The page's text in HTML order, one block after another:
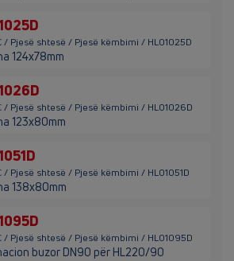
/ Pjesë shtesë / Pjesë këmbimi / HL01025D
124x78mm
/ Pjesë shtesë / Pjesë këmbimi / HL01026D
123x80mm
/ Pjesë shtesë / Pjesë këmbimi / HL01051D
138x80mm
/ Pjesë shtesë / Pjesë këmbimi / HL01095D
buzor DN90 për HL220/90